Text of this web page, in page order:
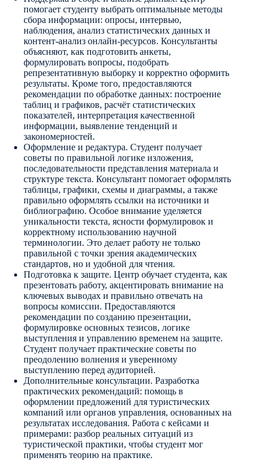
помогает студенту выбрать оптимальные методы
сбора информации: опросы, интервью,
наблюдения, анализ статистических данных и
контент-анализ онлайн-ресурсов. Консультанты
объясняют, как подготовить анкеты,
формулировать вопросы, подобрать
репрезентативную выборку и корректно оформить
результаты. Кроме того, предоставляются
рекомендации по обработке данных: построение
таблиц и графиков, расчёт статистических
показателей, интерпретация качественной
информации, выявление тенденций и
закономерностей.
Оформление и редактура. Студент получает
советы по правильной логике изложения,
последовательности представления материала и
структуре текста. Консультант помогает оформлять
таблицы, графики, схемы и диаграммы, а также
правильно оформлять ссылки на источники и
библиографию. Особое внимание уделяется
уникальности текста, ясности формулировок и
корректному использованию научной
терминологии. Это делает работу не только
правильной с точки зрения академических
стандартов, но и удобной для чтения.
Подготовка к защите. Центр обучает студента, как
презентовать работу, акцентировать внимание на
ключевых выводах и правильно отвечать на
вопросы комиссии. Предоставляются
рекомендации по созданию презентации,
формулировке основных тезисов, логике
выступления и управлению временем на защите.
Студент получает практические советы по
преодолению волнения и уверенному
выступлению перед аудиторией.
Дополнительные консультации. Разработка
практических рекомендаций: помощь в
оформлении предложений для туристических
компаний или органов управления, основанных на
результатах исследования. Работа с кейсами и
примерами: разбор реальных ситуаций из
туристической практики, чтобы студент мог
применять теорию на практике.